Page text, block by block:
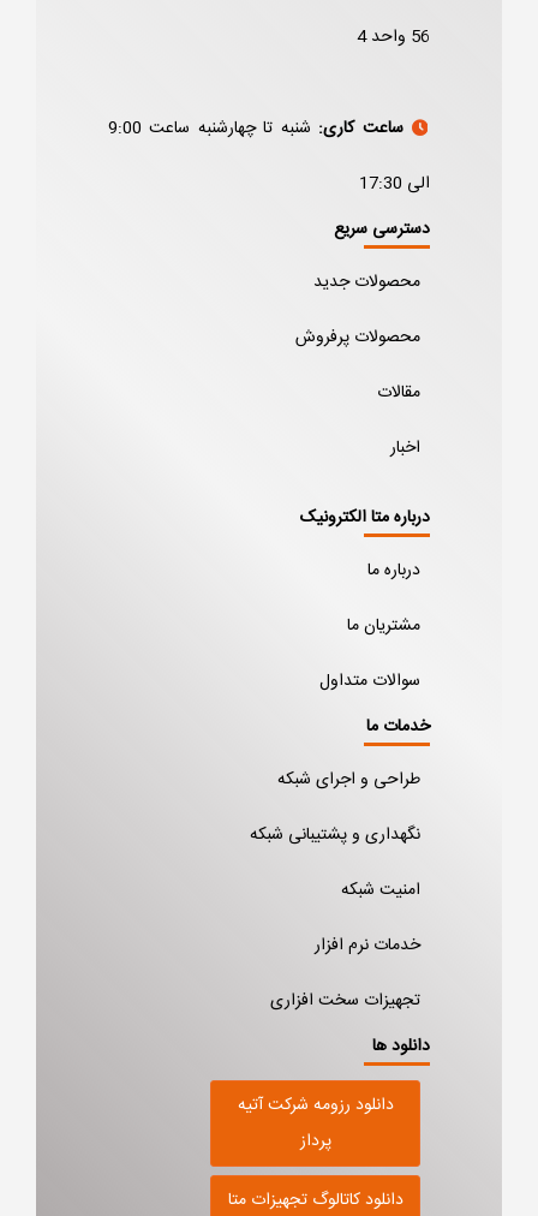
56 واحد 4
ساعت کاری:
شنبه تا چهارشنبه ساعت 9:00
الی 17:30
دسترسی سریع
محصولات جدید
محصولات پرفروش
مقالات
اخبار
درباره متا الکترونیک
درباره ما
مشتریان ما
سوالات متداول
خدمات ما
طراحی و اجرای شبکه
نگهداری و پشتیبانی شبکه
امنیت شبکه
خدمات نرم افزار
تجهیزات سخت افزاری
دانلود ها
دانلود رزومه شرکت آتیه
پرداز
دانلود کاتالوگ تجهیزات متا